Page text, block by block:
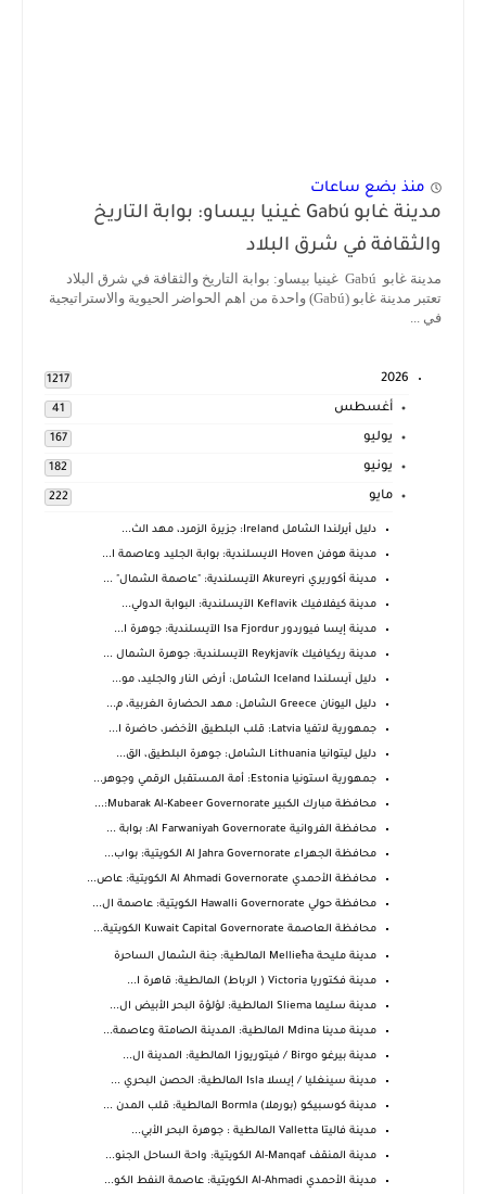
منذ بضع ساعات
مدينة غابو Gabú غينيا بيساو: بوابة التاريخ
والثقافة في شرق البلاد
مدينة غابو Gabú غينيا بيساو: بوابة التاريخ والثقافة في شرق البلاد
تعتبر مدينة غابو (Gabú) واحدة من اهم الحواضر الحيوية والاستراتيجية
في ...
2026
1217
أغسطس 41
يوليو 167
يونيو 182
مايو 222
دليل أيرلندا الشامل Ireland: جزيرة الزمرد، مهد الث...
مدينة هوفن Hoven الايسلندية: بوابة الجليد وعاصمة ا...
مدينة أكوريري Akureyri الآيسلندية: "عاصمة الشمال" ...
مدينة كيفلافيك Keflavik الآيسلندية: البوابة الدولي...
مدينة إيسا فيوردور Isa Fjordur الآيسلندية: جوهرة ا...
مدينة ريكيافيك Reykjavík الآيسلندية: جوهرة الشمال ...
دليل آيسلندا Iceland الشامل: أرض النار والجليد، مو...
دليل اليونان Greece الشامل: مهد الحضارة الغربية، م...
جمهورية لاتفيا Latvia: قلب البلطيق الأخضر، حاضرة ا...
دليل ليتوانيا Lithuania الشامل: جوهرة البلطيق، الق...
جمهورية استونيا Estonia: أمة المستقبل الرقمي وجوهر...
محافظة مبارك الكبير Mubarak Al-Kabeer Governorate:...
محافظة الفروانية Al Farwaniyah Governorate: بوابة ...
محافظة الجهراء Al Jahra Governorate الكويتية: بواب...
محافظة الأحمدي Al Ahmadi Governorate الكويتية: عاص...
محافظة حولي Hawalli Governorate الكويتية: عاصمة ال...
محافظة العاصمة Kuwait Capital Governorate الكويتية...
مدينة مليحة Mellieħa المالطية: جنة الشمال الساحرة
مدينة فكتوريا Victoria ( الرباط) المالطية: قاهرة ا...
مدينة سليما Sliema المالطية: لؤلؤة البحر الأبيض ال...
مدينة مدينا Mdina المالطية: المدينة الصامتة وعاصمة...
مدينة بيرغو Birgo / فيتوريوزا المالطية: المدينة ال...
مدينة سينغليا / إيسلا Isla المالطية: الحصن البحري ...
مدينة كوسبيكو (بورملا) Bormla المالطية: قلب المدن ...
مدينة فاليتا Valletta المالطية : جوهرة البحر الأبي...
مدينة المنقف Al-Manqaf الكويتية: واحة الساحل الجنو...
مدينة الأحمدي Al-Ahmadi الكويتية: عاصمة النفط الكو...